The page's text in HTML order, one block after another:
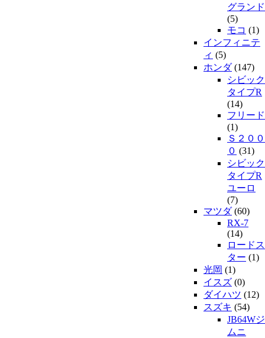
グランド
(5)
モコ (1)
インフィニテ
ィ (5)
ホンダ(147)
シビック
タイプR
(14)
フリード
(1)
Ｓ２００
０ (31)
シビック
タイプR
ユーロ
(7)
マツダ(60)
RX-7
(14)
ロードス
ター (1)
光岡 (1)
イスズ (0)
ダイハツ (12)
スズキ (54)
JB64Wジ
ムニ